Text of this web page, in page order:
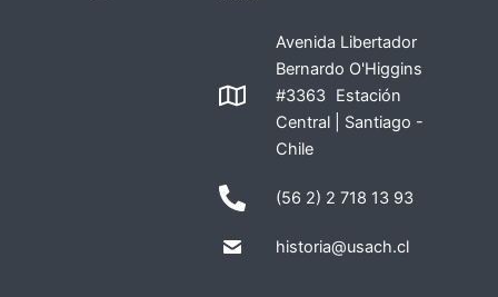
Avenida Libertador
Bernardo O'Higgins
#3363 Estación
Central | Santiago -
Chile
(56 2) 2 718 13 93
historia@usach.cl